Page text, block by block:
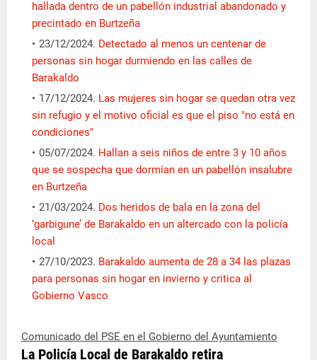
hallada dentro de un pabellón industrial abandonado y
precintado en Burtzeña
23/12/2024. Detectado al menos un centenar de
personas sin hogar durmiendo en las calles de
Barakaldo
17/12/2024. Las mujeres sin hogar se quedan otra vez
sin refugio y el motivo oficial es que el piso "no está en
condiciones"
05/07/2024. Hallan a seis niños de entre 3 y 10 años
que se sospecha que dormían en un pabellón insalubre
en Burtzeña
21/03/2024. Dos heridos de bala en la zona del
‘garbigune’ de Barakaldo en un altercado con la policía
local
27/10/2023. Barakaldo aumenta de 28 a 34 las plazas
para personas sin hogar en invierno y critica al
Gobierno Vasco
Comunicado del PSE en el Gobierno del Ayuntamiento
La Policía Local de Barakaldo retira